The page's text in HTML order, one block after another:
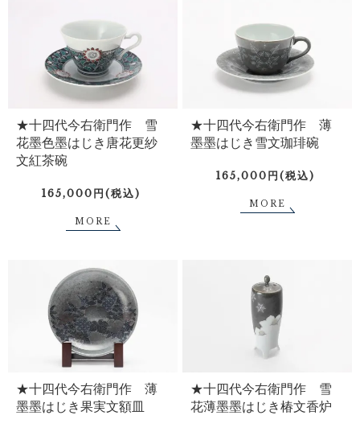
★十四代今右衛門作 雪
花墨色墨はじき唐花更紗
文紅茶碗
165,000円(税込)
MORE
★十四代今右衛門作 薄
墨墨はじき雪文珈琲碗
165,000円(税込)
MORE
★十四代今右衛門作 薄
墨墨はじき果実文額皿
★十四代今右衛門作 雪
花薄墨墨はじき椿文香炉